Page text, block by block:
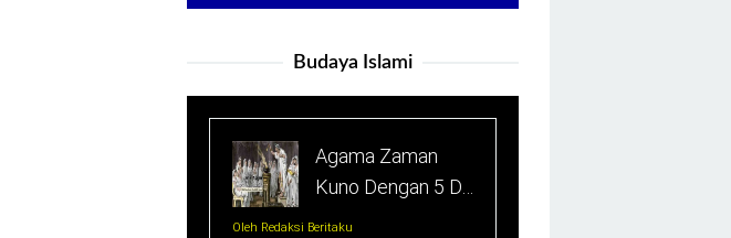
Budaya Islami
Agama Zaman
Kuno Dengan 5 D…
Oleh Redaksi Beritaku